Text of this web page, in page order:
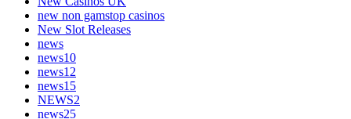
new non gamstop casinos
New Slot Releases
news
news10
news12
news15
NEWS2
news25